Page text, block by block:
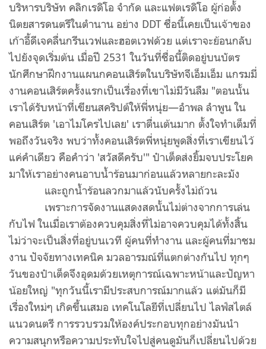
บริหารบริษัท คลิกเรดิโอ จำกัด และแฟตเรดิโอ ผู้ก่อตั้ง
นิตยสารดนตรีในตำนาน อย่าง DDT ชื่อนี้เคยเป็นเจ้าของ
เก้าอี้ดีเจคลื่นกรีนเวฟและฮอตเวฟด้วย แต่เราจะย้อนกลับ
ไปยังจุดเริ่มต้น เมื่อปี 2531 ในวันที่ชื่อนี้ติดอยู่บนบัตร
นักศึกษาฝึกงานแผนกคอนเสิร์ตในบริษัทจีเอ็มเอ็ม แกรมมี่
งานคอนเสิร์ตครั้งแรกเป็นเรื่องที่เขาไม่มีวันลืม "ตอนนั้น
เราได้รับหน้าที่เขียนสคริปต์ให้พี่หนุ่ย—อำพล ลำพูน ใน
คอนเสิร์ต 'เอาไมโครไปเลย' เราตื่นเต้นมาก ตั้งใจทำเต็มที่
พอถึงวันจริง พบว่าทั้งคอนเสิร์ตพี่หนุ่ยพูดสิ่งที่เราเขียนไว้
แค่คำเดียว คือคำว่า 'สวัสดีครับ'" ป๋าเต็ดส่งยิ้มจบประโยค
มาให้เราอย่างคนอาบน้ำร้อนมาก่อนแล้วหลายกะละมัง
และถูกน้ำร้อนลวกมาแล้วนับครั้งไม่ถ้วน
เพราะการจัดงานแสดงสดนั้นไม่ต่างจากการเล่น
กับไฟ ในเมื่อเราต้องควบคุมสิ่งที่ไม่อาจควบคุมได้ทั้งสิ้น
ไม่ว่าจะเป็นสิ่งที่อยู่บนเวที ผู้คนที่ทำงาน และผู้คนที่มาชม
งาน ปัจจัยทางเทคนิค มวลอารมณ์ที่แตกต่างกันไป ทุกๆ
วันของป๋าเต็ดจึงอุดมด้วยเหตุการณ์เฉพาะหน้าและปัญหา
น้อยใหญ่ "ทุกวันนี้เรามีประสบการณ์มากแล้ว แต่มันก็มี
เรื่องใหม่ๆ เกิดขึ้นเสมอ เทคโนโลยีที่เปลี่ยนไป ไลฟ์สไตล์
แนวดนตรี การรวบรวมให้องค์ประกอบทุกอย่างมันนำ
ความสนุกหรือความประทับใจไปสู่คนดูมันก็เปลี่ยนไปด้วย